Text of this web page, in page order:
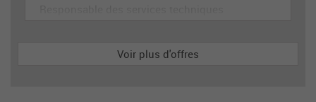
Voir plus d'offres